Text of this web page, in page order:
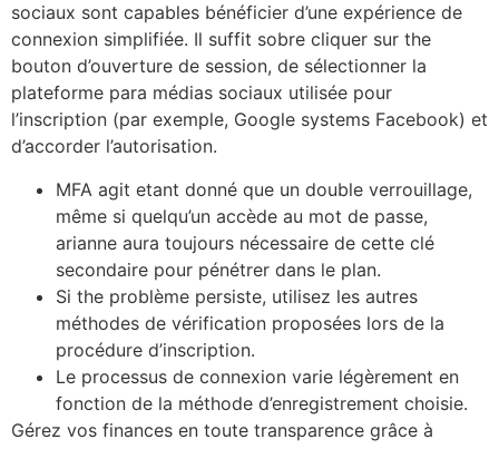
sociaux sont capables bénéficier d’une expérience de
connexion simplifiée. Il suffit sobre cliquer sur the
bouton d’ouverture de session, de sélectionner la
plateforme para médias sociaux utilisée pour
l’inscription (par exemple, Google systems Facebook) et
d’accorder l’autorisation.
MFA agit etant donné que un double verrouillage,
même si quelqu’un accède au mot de passe,
arianne aura toujours nécessaire de cette clé
secondaire pour pénétrer dans le plan.
Si the problème persiste, utilisez les autres
méthodes de vérification proposées lors de la
procédure d’inscription.
Le processus de connexion varie légèrement en
fonction de la méthode d’enregistrement choisie.
Gérez vos finances en toute transparence grâce à